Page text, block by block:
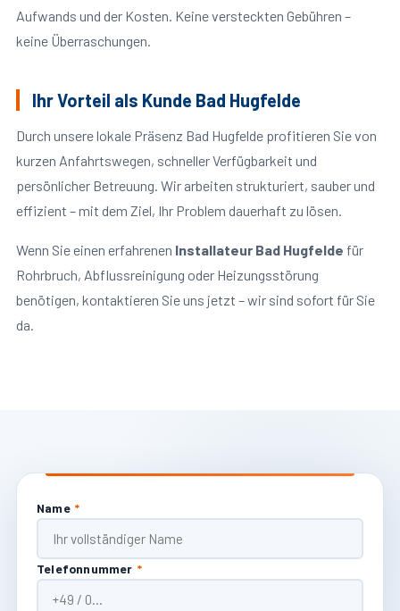
Aufwands und der Kosten. Keine versteckten Gebühren –
keine Überraschungen.
Ihr Vorteil als Kunde Bad Hugfelde
Durch unsere lokale Präsenz Bad Hugfelde profitieren Sie von
kurzen Anfahrtswegen, schneller Verfügbarkeit und
persönlicher Betreuung. Wir arbeiten strukturiert, sauber und
effizient – mit dem Ziel, Ihr Problem dauerhaft zu lösen.
Wenn Sie einen erfahrenen Installateur Bad Hugfelde für
Rohrbruch, Abflussreinigung oder Heizungsstörung
benötigen, kontaktieren Sie uns jetzt – wir sind sofort für Sie
da.
Name *
Telefonnummer *